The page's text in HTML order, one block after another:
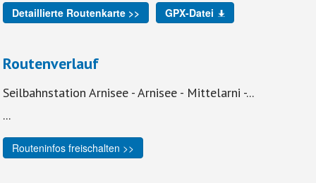
Detaillierte Routenkarte >> GPX-Datei
Routenverlauf
Seilbahnstation Arnisee - Arnisee - Mittelarni -...
...
Routeninfos freischalten >>